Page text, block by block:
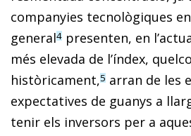
companyies tecnològiques en
general4 presenten, en
més elevada de l’índex,
històricament,5 arran de les
expectatives de guanys a
tenir els inversors per a